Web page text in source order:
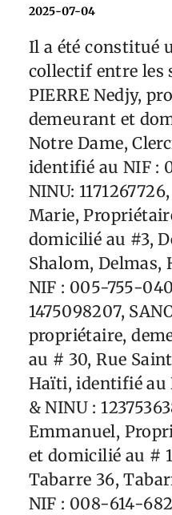
2025-07-04
Il a été constitué
collectif entre les
PIERRE Nedjy,
demeurant et
Notre Dame,
identifié au NIF :
NINU:
Marie,
domicilié au #3,
Shalom,
NIF : 005-755-
1475098207,
propriétaire,
au # 30, Rue
Haïti, identifié au
& NINU :
Emmanuel,
et domicilié au #
Tabarre 36,
NIF : 008-614-